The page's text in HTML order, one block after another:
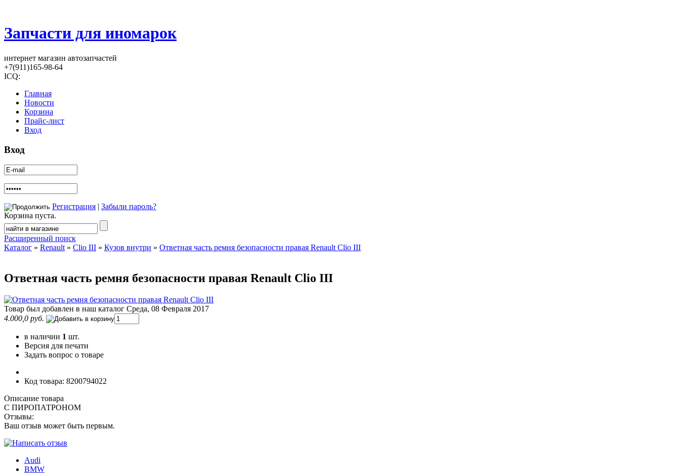
Запчасти для иномарок
интернет магазин автозапчастей
+7(911)165-98-64
ICQ:
Главная
Новости
Корзина
Прайс-лист
Вход
Вход
Регистрация | Забыли пароль?
Корзина пуста.
Расширенный поиск
Каталог » Renault » Clio III » Кузов внутри » Ответная часть ремня безопасности правая Renault Clio III
Ответная часть ремня безопасности правая Renault Clio III
Товар был добавлен в наш каталог Среда, 08 Февраля 2017
4.000,0 руб.
в наличии 1 шт.
Версия для печати
Задать вопрос о товаре
Код товара: 8200794022
Описание товара
С ПИРОПАТРОНОМ
Отзывы:
Ваш отзыв может быть первым.
Audi
BMW